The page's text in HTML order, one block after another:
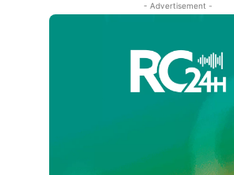
- Advertisement -